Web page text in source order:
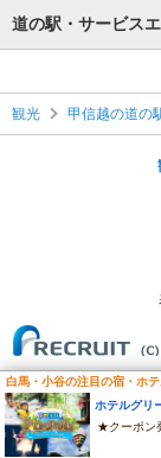
道の駅・サービス
観光 甲信越の道の
白馬・小谷の注目の宿・ホ
ホテルグリ
★クーポン